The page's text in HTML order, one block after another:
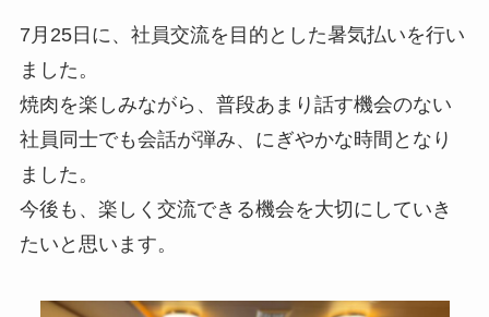
7月25日に、社員交流を目的とした暑気払いを行い
ました。
焼肉を楽しみながら、普段あまり話す機会のない
社員同士でも会話が弾み、にぎやかな時間となり
ました。
今後も、楽しく交流できる機会を大切にしていき
たいと思います。